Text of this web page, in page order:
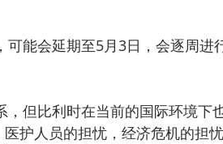
能会延期至5月3日，会逐周进
但比利时在当前的国际环境下
护人员的担忧，经济危机的担忧